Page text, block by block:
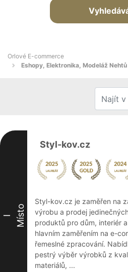
Orlové E-commerce
Eshopy, Elektronika, Modeláž
I Místo
Styl-kov.cz
Styl-kov.cz je zaměřen na
výrobu a prodej
produktů pro dům, interiér
hlavním zaměřením na e-
řemeslné zpracování.
pestrý výběr výrobků z
materiálů, ...